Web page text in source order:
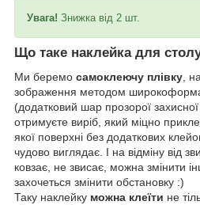
Увага! Знижка від 2 шт.
Що таке наклейка для
Ми беремо самоклеючу плівку,
зображення методом
(додатковий шар прозорої
отримуєте виріб, який міцно
якої поверхні без додаткових
чудово виглядає. І на відміну від
ковзає, не звисає, можна змінити
захочеться змінити обстановку :)
Таку наклейку можна клеїти не